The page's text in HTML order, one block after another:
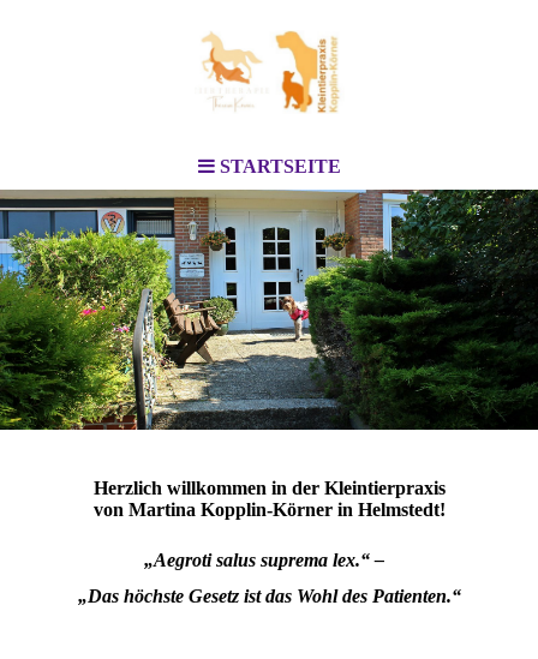
STARTSEITE
Herzlich willkommen in der Kleintierpraxis
von Martina Kopplin-Körner in Helmstedt!
„Aegroti salus suprema lex.“–
„Das höchste Gesetz ist das Wohl des Patienten.“